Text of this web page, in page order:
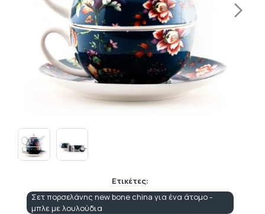
Ετικέτες:
Σετ πορσελάνης new bone china για ένα άτομο -
μπλε με λουλούδια